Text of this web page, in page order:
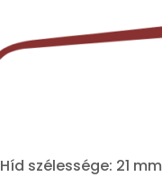
Híd szélessége: 21 mm